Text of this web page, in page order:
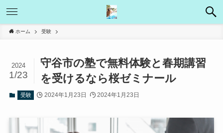
ホーム 受験
守谷市の塾で無料体験と春期講習
を受けるなら桜ゼミナール
2024
1/23
受験 2024年1月23日 2024年1月23日